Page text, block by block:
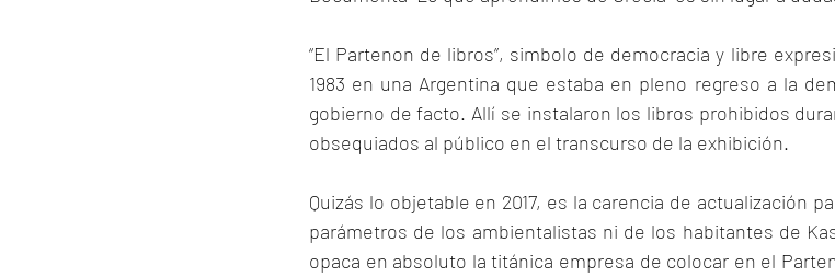
“El Partenon de libros”, simbolo de democracia y libre
1983 en una Argentina que estaba en pleno regreso a la
gobierno de facto. Allí se instalaron los libros prohibidos
obsequiados al público en el transcurso de la exhibición.
Quizás lo objetable en 2017, es la carencia de actualización
parámetros de los ambientalistas ni de los habitantes de
opaca en absoluto la titánica empresa de colocar en el